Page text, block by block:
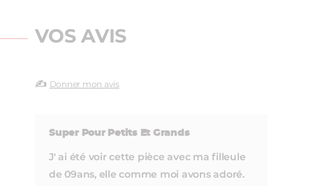
VOS AVIS
✍️ Donner mon avis
Super Pour Petits Et Grands
J' ai été voir cette pièce avec ma filleule
de 09ans, elle comme moi avons adoré.